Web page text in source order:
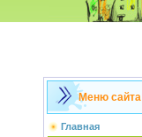
Меню сайта
Главная